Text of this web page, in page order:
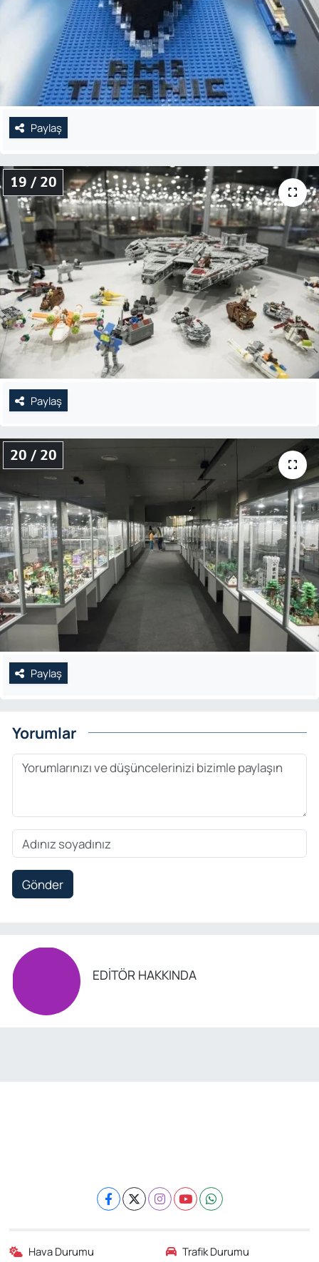
Paylaş
19 / 20
Paylaş
20 / 20
Paylaş
Yorumlar
Gönder
EDITÖR HAKKINDA
Hava Durumu Trafik Durumu